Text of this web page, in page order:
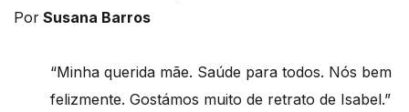
Por Susana Barros
“Minha querida mãe. Saúde para todos. Nós bem
felizmente. Gostámos muito de retrato de Isabel.”